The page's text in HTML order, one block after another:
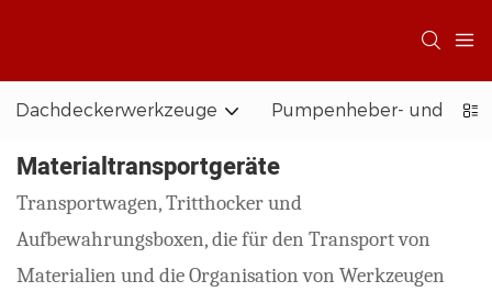
Dachdeckerwerkzeuge Pumpenheber- und
Materialtransportgeräte
Transportwagen, Tritthocker und
Aufbewahrungsboxen, die für den Transport von
Materialien und die Organisation von Werkzeugen